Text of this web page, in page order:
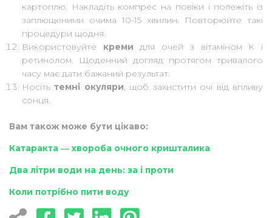
картоплю. Накладіть компрес на повіки і полежіть із
заплющеними очима 10-15 хвилин. Повторюйте такі
процедури щодня.
Використовуйте креми для очей з вітаміном К і
ретинолом. Щоденний догляд протягом тривалого
часу має дати бажаний результат.
Носітьтемні окуляри, щоб захистити очі від впливу
сонця.
Вам також може бути цікаво:
Катаракта ― хвороба очного кришталика
Два літри води на день: за і проти
Коли потрібно пити воду